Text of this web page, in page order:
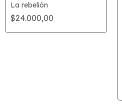
La rebelión
$24.000,00